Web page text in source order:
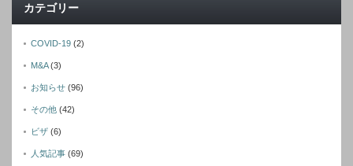
カテゴリー
COVID-19 (2)
M&A(3)
お知らせ (96)
その他 (42)
ビザ (6)
人気記事 (69)